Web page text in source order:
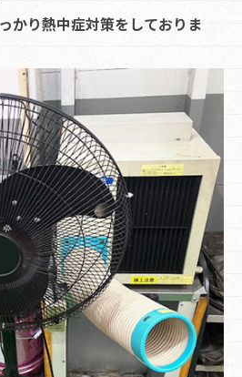
かり熱中症対策をしておりま